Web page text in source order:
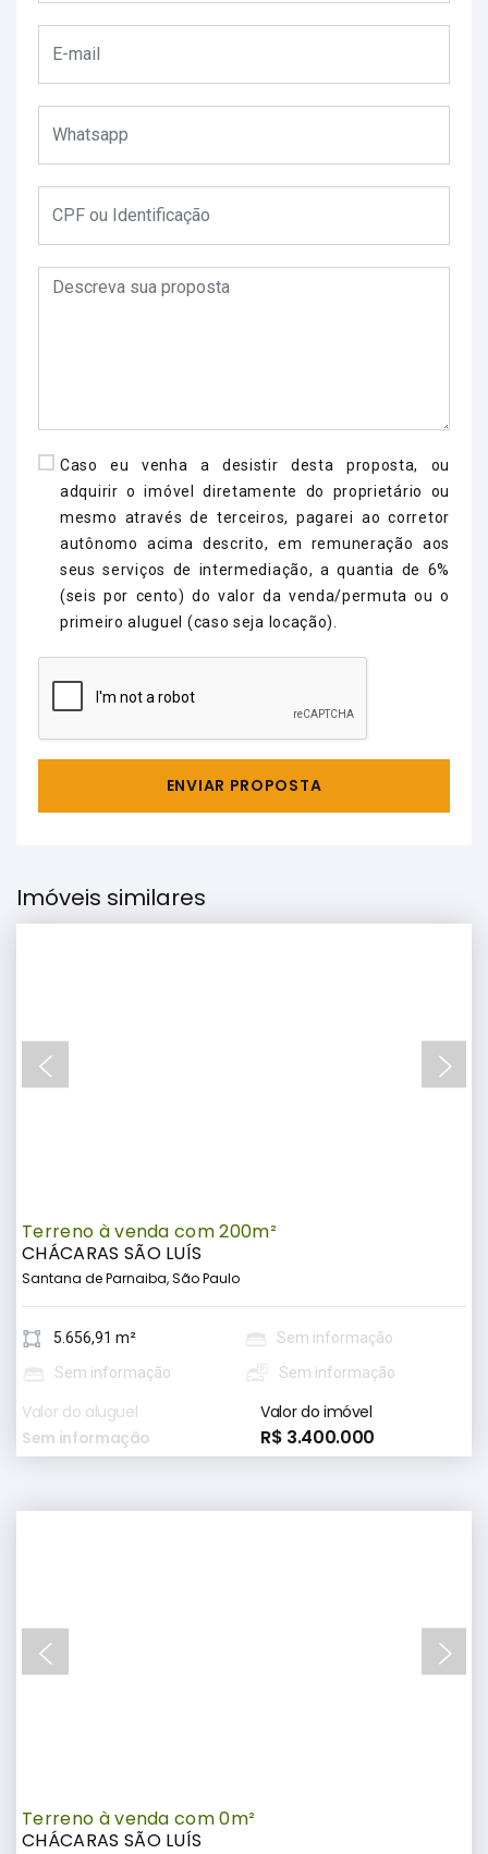
Caso eu venha a desistir desta proposta, ou
adquirir o imóvel diretamente do proprietário ou
mesmo através de terceiros, pagarei ao corretor
autônomo acima descrito, em remuneração aos
seus serviços de intermediação, a quantia de 6%
(seis por cento) do valor da venda/permuta ou o
primeiro aluguel (caso seja locação).
ENVIAR PROPOSTA
Imóveis similares
Terreno à venda com 200m²
CHÁCARAS SÃO LUÍS
Santana de Parnaiba, São Paulo
5.656,91 m²
Sem informação
Sem informação
Sem informação
Valor do aluguel
Sem informação
Valor do imóvel
R$ 3.400.000
Terreno à venda com 0m²
CHÁCARAS SÃO LUÍS